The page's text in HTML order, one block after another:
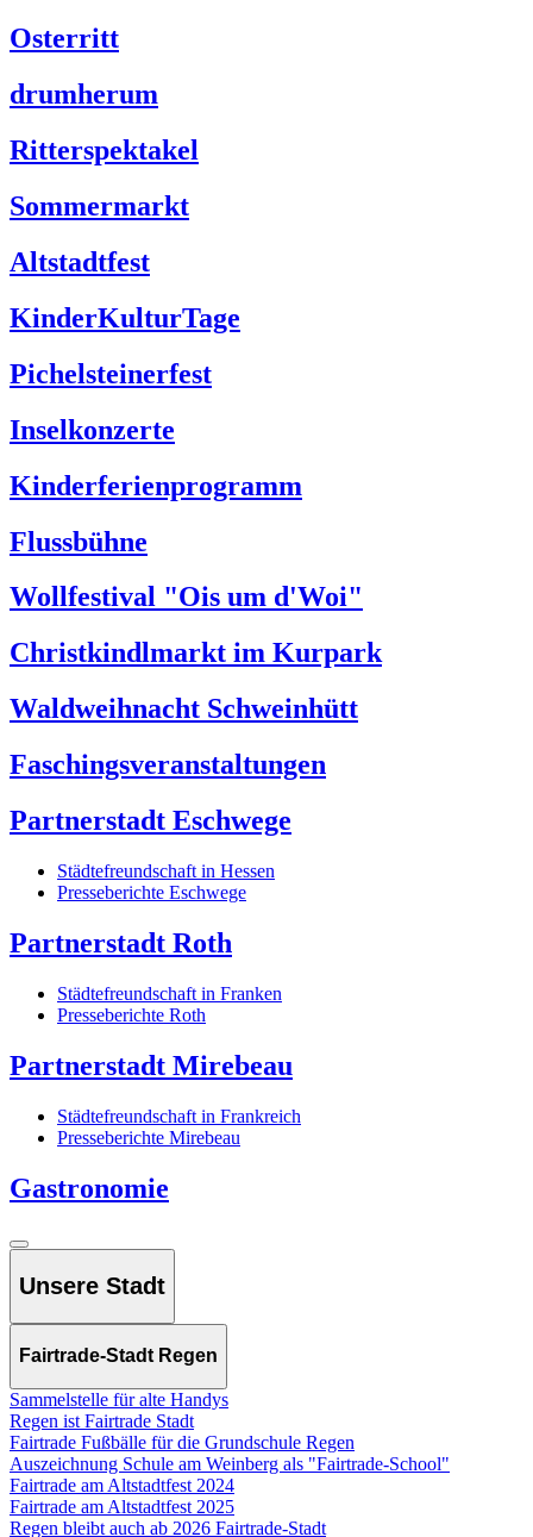
Osterritt
drumherum
Ritterspektakel
Sommermarkt
Altstadtfest
KinderKulturTage
Pichelsteinerfest
Inselkonzerte
Kinderferienprogramm
Flussbühne
Wollfestival "Ois um d'Woi"
Christkindlmarkt im Kurpark
Waldweihnacht Schweinhütt
Faschingsveranstaltungen
Partnerstadt Eschwege
Städtefreundschaft in Hessen
Presseberichte Eschwege
Partnerstadt Roth
Städtefreundschaft in Franken
Presseberichte Roth
Partnerstadt Mirebeau
Städtefreundschaft in Frankreich
Presseberichte Mirebeau
Gastronomie
Unsere Stadt
Fairtrade-Stadt Regen
Sammelstelle für alte Handys
Regen ist Fairtrade Stadt
Fairtrade Fußbälle für die Grundschule Regen
Auszeichnung Schule am Weinberg als "Fairtrade-School"
Fairtrade am Altstadtfest 2024
Fairtrade am Altstadtfest 2025
Regen bleibt auch ab 2026 Fairtrade-Stadt